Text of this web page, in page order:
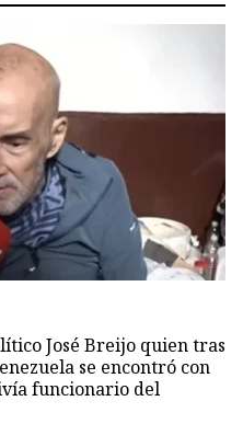
José Breijo quien tras
se encontró con
funcionario del